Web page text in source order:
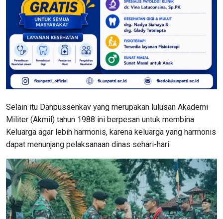
Selain itu Danpussenkav yang merupakan lulusan Akademi
Militer (Akmil) tahun 1988 ini berpesan untuk membina
Keluarga agar lebih harmonis, karena keluarga yang harmonis
dapat menunjang pelaksanaan dinas sehari-hari.